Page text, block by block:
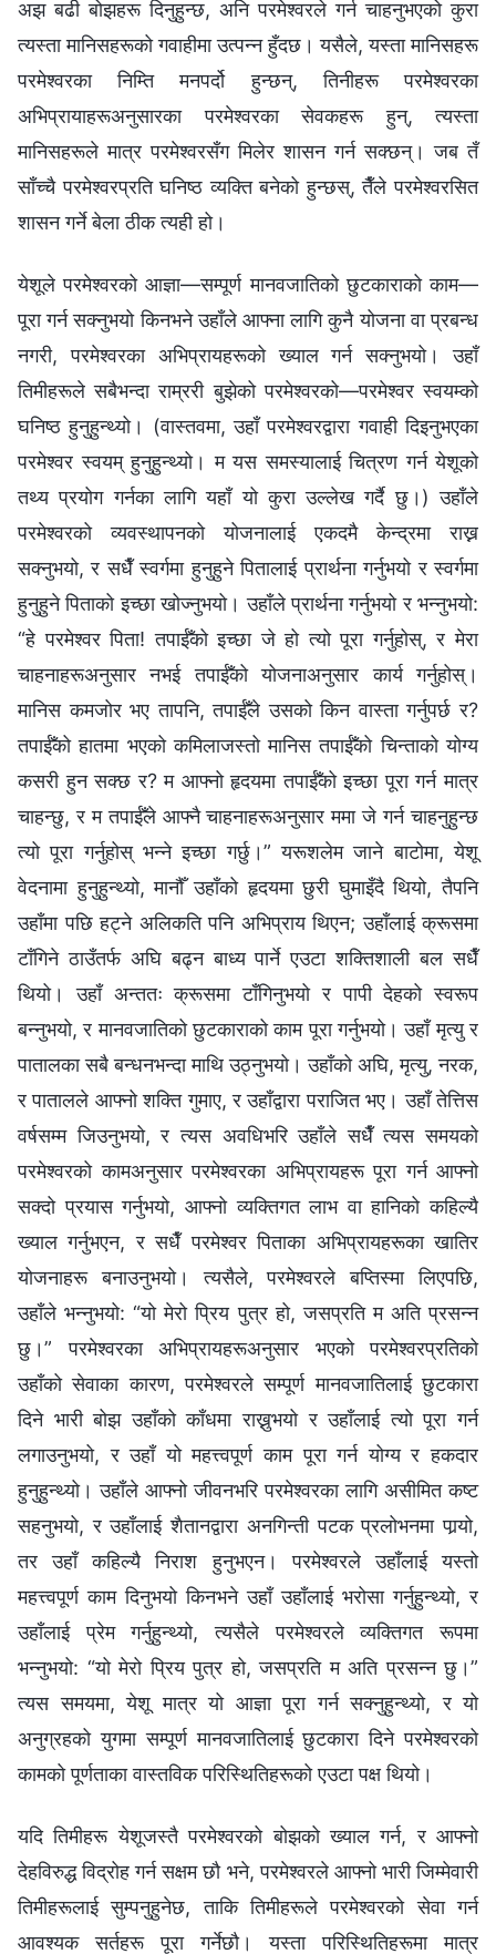
अझ बढी बोझहरू दिनुहुन्छ, अनि परमेश्‍वरले गर्न चाहनुभएको कुरा
त्यस्ता मानिसहरूको गवाहीमा उत्पन्न हुँदछ। यसैले, यस्ता मानिसहरू
परमेश्‍वरका निम्ति मनपर्दो हुन्छन्, तिनीहरू परमेश्‍वरका
अभिप्रायाहरूअनुसारका परमेश्‍वरका सेवकहरू हुन्, त्यस्ता
मानिसहरूले मात्र परमेश्‍वरसँग मिलेर शासन गर्न सक्छन्। जब तँ
साँच्चै परमेश्‍वरप्रति घनिष्ठ व्यक्ति बनेको हुन्छस्, तैँले परमेश्‍वरसित
शासन गर्ने बेला ठीक त्यही हो।
येशूले परमेश्‍वरको आज्ञा—सम्पूर्ण मानवजातिको छुटकाराको काम—
पूरा गर्न सक्नुभयो किनभने उहाँले आफ्ना लागि कुनै योजना वा प्रबन्ध
नगरी, परमेश्‍वरका अभिप्रायहरूको ख्याल गर्न सक्नुभयो। उहाँ
तिमीहरूले सबैभन्दा राम्ररी बुझेको परमेश्‍वरको—परमेश्‍वर स्वयम्को
घनिष्ठ हुनुहुन्थ्यो। (वास्तवमा, उहाँ परमेश्‍वरद्वारा गवाही दिइनुभएका
परमेश्‍वर स्वयम् हुनुहुन्थ्यो। म यस समस्यालाई चित्रण गर्न येशूको
तथ्य प्रयोग गर्नका लागि यहाँ यो कुरा उल्लेख गर्दै छु।) उहाँले
परमेश्‍वरको व्यवस्थापनको योजनालाई एकदमै केन्द्रमा राख्न
सक्नुभयो, र सधैँ स्वर्गमा हुनुहुने पितालाई प्रार्थना गर्नुभयो र स्वर्गमा
हुनुहुने पिताको इच्छा खोज्नुभयो। उहाँले प्रार्थना गर्नुभयो र भन्नुभयो:
“हे परमेश्‍वर पिता! तपाईँको इच्छा जे हो त्यो पूरा गर्नुहोस्, र मेरा
चाहनाहरूअनुसार नभई तपाईँको योजनाअनुसार कार्य गर्नुहोस्।
मानिस कमजोर भए तापनि, तपाईँले उसको किन वास्ता गर्नुपर्छ र?
तपाईँको हातमा भएको कमिलाजस्तो मानिस तपाईँको चिन्ताको योग्य
कसरी हुन सक्छ र? म आफ्नो हृदयमा तपाईँको इच्छा पूरा गर्न मात्र
चाहन्छु, र म तपाईँले आफ्नै चाहनाहरूअनुसार ममा जे गर्न चाहनुहुन्छ
त्यो पूरा गर्नुहोस् भन्ने इच्छा गर्छु।” यरूशलेम जाने बाटोमा, येशू
वेदनामा हुनुहुन्थ्यो, मानौँ उहाँको हृदयमा छुरी घुमाइँदै थियो, तैपनि
उहाँमा पछि हट्ने अलिकति पनि अभिप्राय थिएन; उहाँलाई क्रूसमा
टाँगिने ठाउँतर्फ अघि बढ्न बाध्य पार्ने एउटा शक्तिशाली बल सधैँ
थियो। उहाँ अन्ततः क्रूसमा टाँगिनुभयो र पापी देहको स्वरूप
बन्नुभयो, र मानवजातिको छुटकाराको काम पूरा गर्नुभयो। उहाँ मृत्यु र
पातालका सबै बन्धनभन्दा माथि उठ्नुभयो। उहाँको अघि, मृत्यु, नरक,
र पातालले आफ्नो शक्ति गुमाए, र उहाँद्वारा पराजित भए। उहाँ तेत्तिस
वर्षसम्म जिउनुभयो, र त्यस अवधिभरि उहाँले सधैँ त्यस समयको
परमेश्‍वरको कामअनुसार परमेश्‍वरका अभिप्रायहरू पूरा गर्न आफ्नो
सक्दो प्रयास गर्नुभयो, आफ्नो व्यक्तिगत लाभ वा हानिको कहिल्यै
ख्याल गर्नुभएन, र सधैँ परमेश्‍वर पिताका अभिप्रायहरूका खातिर
योजनाहरू बनाउनुभयो। त्यसैले, परमेश्‍वरले बप्तिस्मा लिएपछि,
उहाँले भन्नुभयो: “यो मेरो प्रिय पुत्र हो, जसप्रति म अति प्रसन्न
छु।” परमेश्‍वरका अभिप्रायहरूअनुसार भएको परमेश्‍वरप्रतिको
उहाँको सेवाका कारण, परमेश्‍वरले सम्पूर्ण मानवजातिलाई छुटकारा
दिने भारी बोझ उहाँको काँधमा राख्नुभयो र उहाँलाई त्यो पूरा गर्न
लगाउनुभयो, र उहाँ यो महत्त्वपूर्ण काम पूरा गर्न योग्य र हकदार
हुनुहुन्थ्यो। उहाँले आफ्नो जीवनभरि परमेश्‍वरका लागि असीमित कष्ट
सहनुभयो, र उहाँलाई शैतानद्वारा अनगिन्ती पटक प्रलोभनमा पार्‍यो,
तर उहाँ कहिल्यै निराश हुनुभएन। परमेश्‍वरले उहाँलाई यस्तो
महत्त्वपूर्ण काम दिनुभयो किनभने उहाँ उहाँलाई भरोसा गर्नुहुन्थ्यो, र
उहाँलाई प्रेम गर्नुहुन्थ्यो, त्यसैले परमेश्‍वरले व्यक्तिगत रूपमा
भन्नुभयो: “यो मेरो प्रिय पुत्र हो, जसप्रति म अति प्रसन्न छु।”
त्यस समयमा, येशू मात्र यो आज्ञा पूरा गर्न सक्नुहुन्थ्यो, र यो
अनुग्रहको युगमा सम्पूर्ण मानवजातिलाई छुटकारा दिने परमेश्‍वरको
कामको पूर्णताका वास्तविक परिस्थितिहरूको एउटा पक्ष थियो।
यदि तिमीहरू येशूजस्तै परमेश्‍वरको बोझको ख्याल गर्न, र आफ्नो
देहविरुद्ध विद्रोह गर्न सक्षम छौ भने, परमेश्‍वरले आफ्नो भारी जिम्मेवारी
तिमीहरूलाई सुम्पनुहुनेछ, ताकि तिमीहरूले परमेश्‍वरको सेवा गर्न
आवश्यक सर्तहरू पूरा गर्नेछौ। यस्ता परिस्थितिहरूमा मात्र